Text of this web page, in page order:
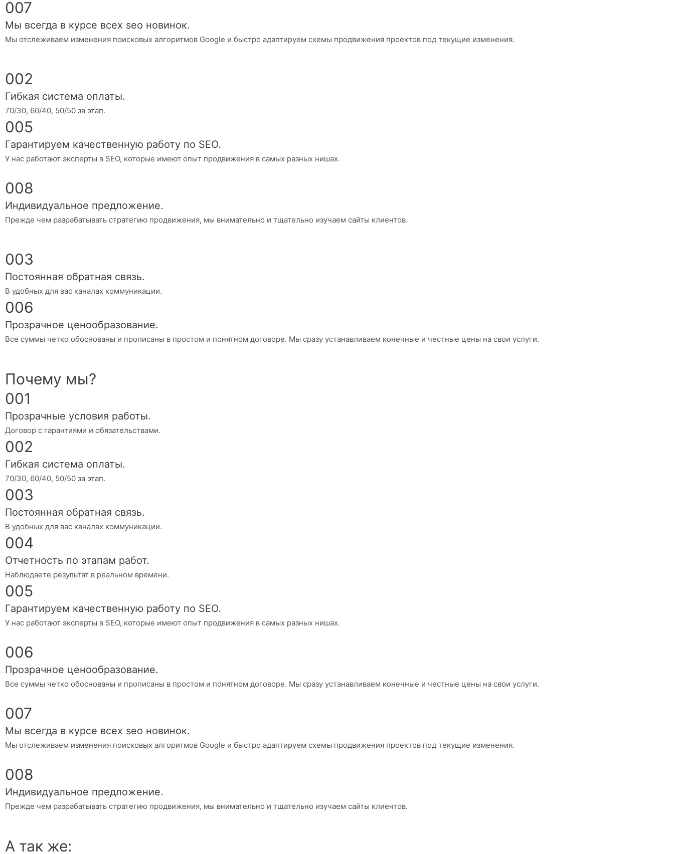
007
Мы всегда в курсе всех seo новинок.
Мы отслеживаем изменения поисковых алгоритмов Google и быстро адаптируем схемы продвижения проектов под текущие изменения.
002
Гибкая система оплаты.
70/30, 60/40, 50/50 за этап.
005
Гарантируем качественную работу по SEO.
У нас работают эксперты в SEO, которые имеют опыт продвижения в самых разных нишах.
008
Индивидуальное предложение.
Прежде чем разрабатывать стратегию продвижения, мы внимательно и тщательно изучаем сайты клиентов.
003
Постоянная обратная связь.
В удобных для вас каналах коммуникации.
006
Прозрачное ценообразование.
Все суммы четко обоснованы и прописаны в простом и понятном договоре. Мы сразу устанавливаем конечные и честные цены на свои услуги.
Почему мы?
001
Прозрачные условия работы.
Договор с гарантиями и обязательствами.
002
Гибкая система оплаты.
70/30, 60/40, 50/50 за этап.
003
Постоянная обратная связь.
В удобных для вас каналах коммуникации.
004
Отчетность по этапам работ.
Наблюдаете результат в реальном времени.
005
Гарантируем качественную работу по SEO.
У нас работают эксперты в SEO, которые имеют опыт продвижения в самых разных нишах.
006
Прозрачное ценообразование.
Все суммы четко обоснованы и прописаны в простом и понятном договоре. Мы сразу устанавливаем конечные и честные цены на свои услуги.
007
Мы всегда в курсе всех seo новинок.
Мы отслеживаем изменения поисковых алгоритмов Google и быстро адаптируем схемы продвижения проектов под текущие изменения.
008
Индивидуальное предложение.
Прежде чем разрабатывать стратегию продвижения, мы внимательно и тщательно изучаем сайты клиентов.
А так же: